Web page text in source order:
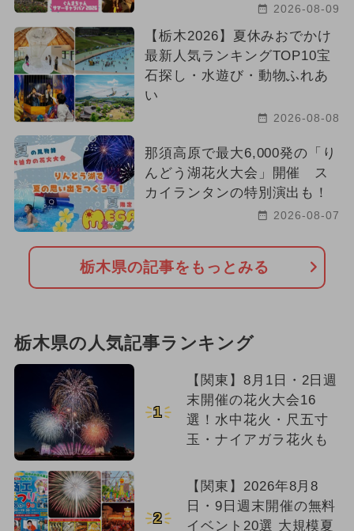
2026-08-09
【栃木2026】夏休みおでかけ
最新人気ランキングTOP10宝
石探し・水遊び・動物ふれあ
い
2026-08-08
那須高原で最大6,000発の「り
んどう湖花火大会」開催 ス
カイランタンの特別演出も！
2026-08-07
栃木県の記事をもっとみる
栃木県の人気記事ランキング
1
【関東】8月1日・2日週
末開催の花火大会16
選！水中花火・尺五寸
玉・ナイアガラ花火も
2
【関東】2026年8月8
日・9日週末開催の無料
イベント20選 大規模夏